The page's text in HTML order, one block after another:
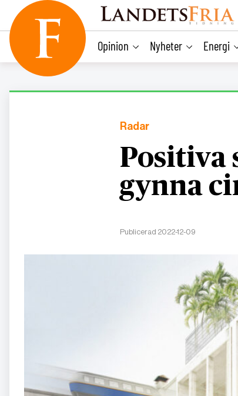
content
Opinion Nyheter Energi
Radar
Positiva
gynna
Publicerad 2022-12-09